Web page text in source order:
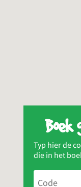
Boek
Typ hier de
die in het